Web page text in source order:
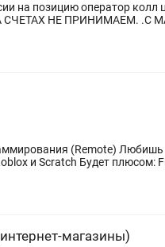
колл центра Kaspi Bank УДАЛЁННО.
ПРИНИМАЕМ. .С
(Remote) Любишь
преподавать: Главный фокус: Roblox и
магазины)